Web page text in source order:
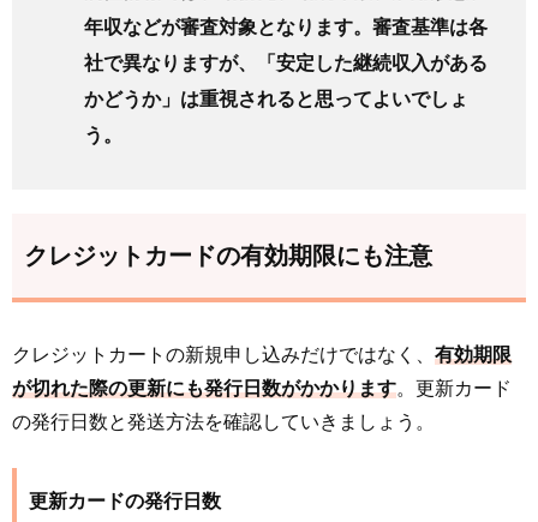
年収などが審査対象となります。審査基準は各
社で異なりますが、「安定した継続収入がある
かどうか」は重視されると思ってよいでしょ
う。
クレジットカードの有効期限にも注意
クレジットカートの新規申し込みだけではなく、 有効期限
が切れた際の更新にも発行日数がかかります。更新カード
の発行日数と発送方法を確認していきましょう。
更新カードの発行日数